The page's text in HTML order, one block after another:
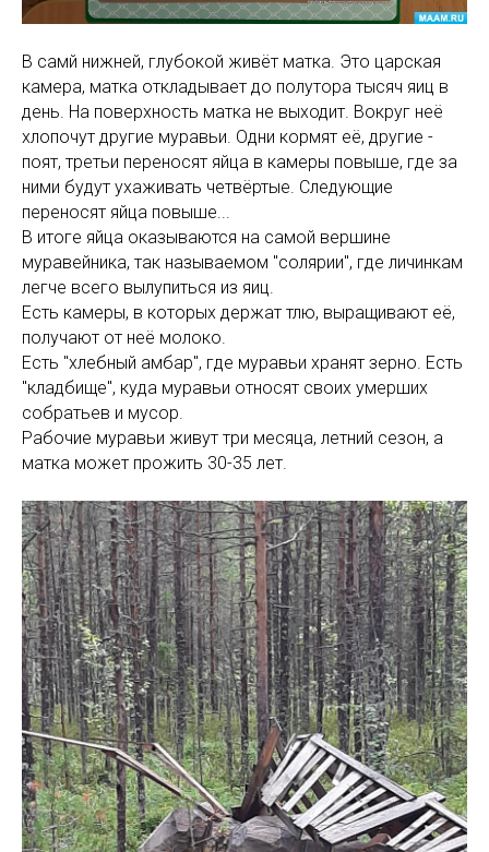
В самй нижней, глубокой живёт матка. Это царская
камера, матка откладывает до полутора тысяч яиц в
день. На поверхность матка не выходит. Вокруг неё
хлопочут другие муравьи. Одни кормят её, другие -
поят, третьи переносят яйца в камеры повыше, где за
ними будут ухаживать четвёртые. Следующие
переносят яйца повыше...
В итоге яйца оказываются на самой вершине
муравейника, так называемом "солярии", где личинкам
легче всего вылупиться из яиц.
Есть камеры, в которых держат тлю, выращивают её,
получают от неё молоко.
Есть "хлебный амбар", где муравьи хранят зерно. Есть
"кладбище", куда муравьи относят своих умерших
собратьев и мусор.
Рабочие муравьи живут три месяца, летний сезон, а
матка может прожить 30-35 лет.